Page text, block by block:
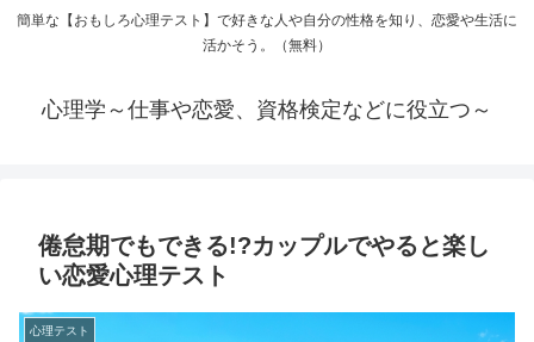
簡単な【おもしろ心理テスト】で好きな人や自分の性格を知り、恋愛や生活に
活かそう。（無料）
心理学～仕事や恋愛、資格検定などに役立つ～
倦怠期でもできる!?カップルでやると楽し
い恋愛心理テスト
心理テスト